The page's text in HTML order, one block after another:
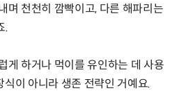
며 천천히 깜빡이고, 다른 해파리는
.
게 하거나 먹이를 유인하는 데 사용
식이 아니라 생존 전략인 거예요.